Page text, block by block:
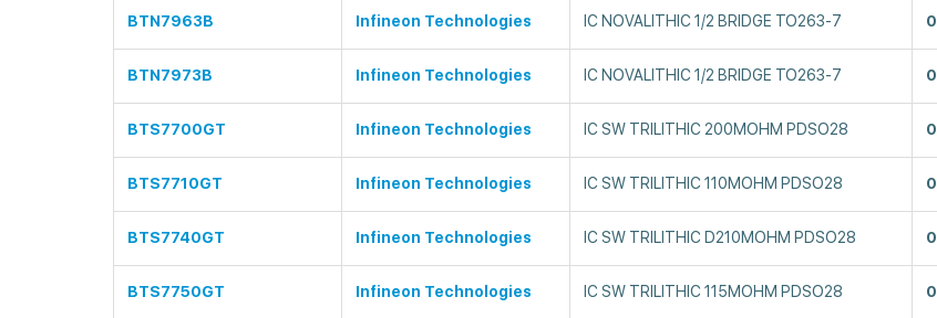
BTN7963B Infineon Technologies IC NOVALITHIC 1/2 BRIDGE TO263-7 0
BTN7973B Infineon Technologies IC NOVALITHIC 1/2 BRIDGE TO263-7 0
BTS7700GT Infineon Technologies IC SW TRILITHIC 200MOHM PDSO28 0
BTS7710GT Infineon Technologies IC SW TRILITHIC 110MOHM PDSO28 0
BTS7740GT Infineon Technologies IC SW TRILITHIC D210MOHM PDSO28 0
BTS7750GT Infineon Technologies IC SW TRILITHIC 115MOHM PDSO28 0